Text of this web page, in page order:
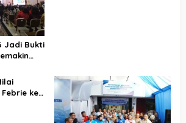
Jadi Bukti
ke